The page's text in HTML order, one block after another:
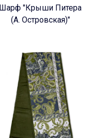
Шарф "Крыши Питера
(А. Островская)"